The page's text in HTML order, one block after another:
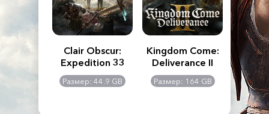
Creed
Clair Obscur:
Expedition 33
Размер: 44.9 GB
Kingdom Come:
Deliverance II
Размер: 164 GB
The